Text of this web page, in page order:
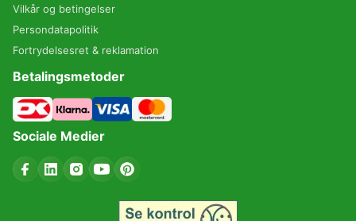
Vilkår og betingelser
Persondatapolitik
Fortrydelsesret & reklamation
Betalingsmetoder
Sociale Medier